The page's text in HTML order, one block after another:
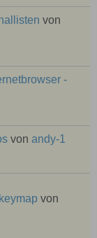
von
-
von andy-1
von